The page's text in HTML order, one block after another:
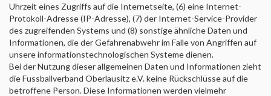
Uhrzeit eines Zugriffs auf die Internetseite, (6) eine Internet-
Protokoll-Adresse (IP-Adresse), (7) der Internet-Service-Provider
des zugreifenden Systems und (8) sonstige ähnliche Daten und
Informationen, die der Gefahrenabwehr im Falle von Angriffen auf
unsere informationstechnologischen Systeme dienen.
Bei der Nutzung dieser allgemeinen Daten und Informationen zieht
dieFussballverband Oberlausitz e.V.keine Rückschlüsse auf die
betroffene Person. Diese Informationen werden vielmehr